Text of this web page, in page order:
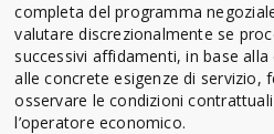
completa del programma
valutare discrezionalmente se
successivi affidamenti, in base
alle concrete esigenze di servizio,
osservare le condizioni
l’operatore economico.